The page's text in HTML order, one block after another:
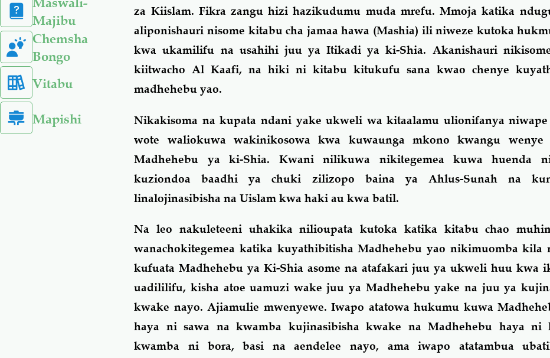
Majibu
Chemsha
Bongo
Vitabu
Mapishi
za Kiislam. Fikra zangu hizi hazikudumu muda mrefu. Mmoja katika
aliponishauri nisome kitabu cha jamaa hawa (Mashia) ili niweze kutoka
kwa ukamilifu na usahihi juu ya Itikadi ya ki-Shia. Akanishauri
kiitwacho Al Kaafi, na hiki ni kitabu kitukufu sana kwao chenye
madhehebu yao.
Nikakisoma na kupata ndani yake ukweli wa kitaalamu ulionifanya
wote waliokuwa wakinikosowa kwa kuwaunga mkono kwangu wenye
Madhehebu ya ki-Shia. Kwani nilikuwa nikitegemea kuwa huenda
kuziondoa baadhi ya chuki zilizopo baina ya Ahlus-Sunah na
linalojinasibisha na Uislam kwa haki au kwa batil.
Na leo nakuleteeni uhakika nilioupata kutoka katika kitabu chao
wanachokitegemea katika kuyathibitisha Madhehebu yao nikimuomba kila
kufuata Madhehebu ya Ki-Shia asome na atafakari juu ya ukweli huu kwa
uadililifu, kisha atoe uamuzi wake juu ya Madhehebu yake na juu ya
kwake nayo. Ajiamulie mwenyewe. Iwapo atatowa hukumu kuwa
haya ni sawa na kwamba kujinasibisha kwake na Madhehebu haya ni
kwamba ni bora, basi na aendelee nayo, ama iwapo atatambua